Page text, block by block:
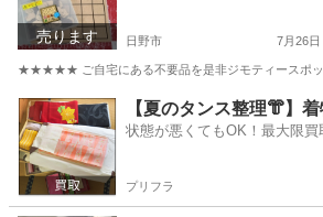
売ります 日野市 7月26日
★★★★★ ご自宅にある不要品を是非ジモティースポッ
東京 日野市 ボードゲーム 現地
【夏のタンス整理👘】
状態が悪くてもOK！最大限買
プリフラ